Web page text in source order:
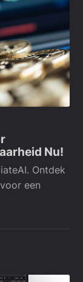
Nu!
Ontdek
een